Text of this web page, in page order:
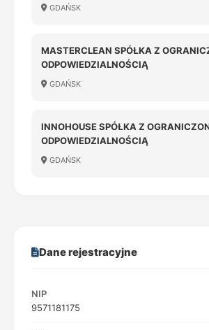
GDAŃSK
MASTERCLEAN SPÓŁKA Z
ODPOWIEDZIALNOŚCIĄ
GDAŃSK
INNOHOUSE SPÓŁKA Z
ODPOWIEDZIALNOŚCIĄ
GDAŃSK
Dane rejestracyjne
NIP
9571181175